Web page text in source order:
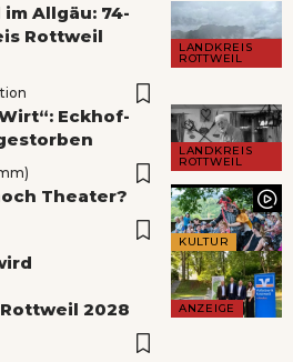
LANDKREIS
ROTTWEIL
Allgäu: 74-
Rottweil
LANDKREIS
ROTTWEIL
Eckhof-
KULTUR
Theater?
ANZEIGE
2028